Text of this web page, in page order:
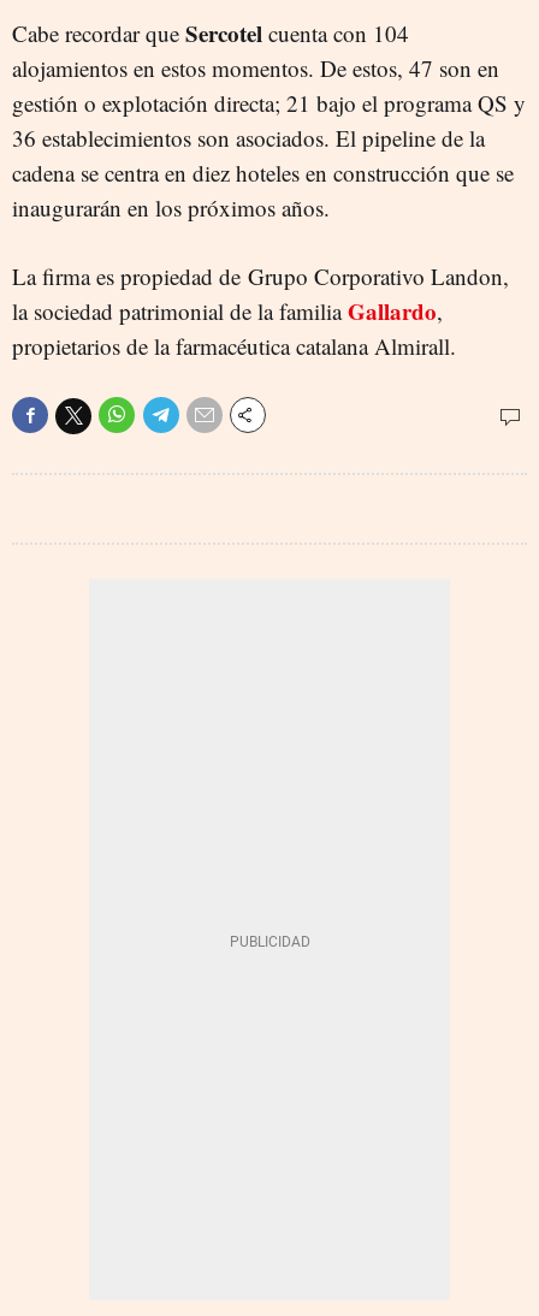
Cabe recordar que Sercotel cuenta con 104
alojamientos en estos momentos. De estos, 47 son en
gestión o explotación directa; 21 bajo el programa QS y
36 establecimientos son asociados. El pipeline de la
cadena se centra en diez hoteles en construcción que se
inaugurarán en los próximos años.
La firma es propiedad de Grupo Corporativo Landon,
la sociedad patrimonial de la familiaGallardo,
propietarios de la farmacéutica catalana Almirall.